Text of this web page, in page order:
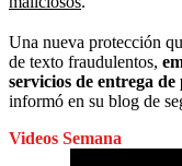
Una nueva protección
de texto fraudulentos,
servicios de entrega
informó en su blog de
Videos Semana